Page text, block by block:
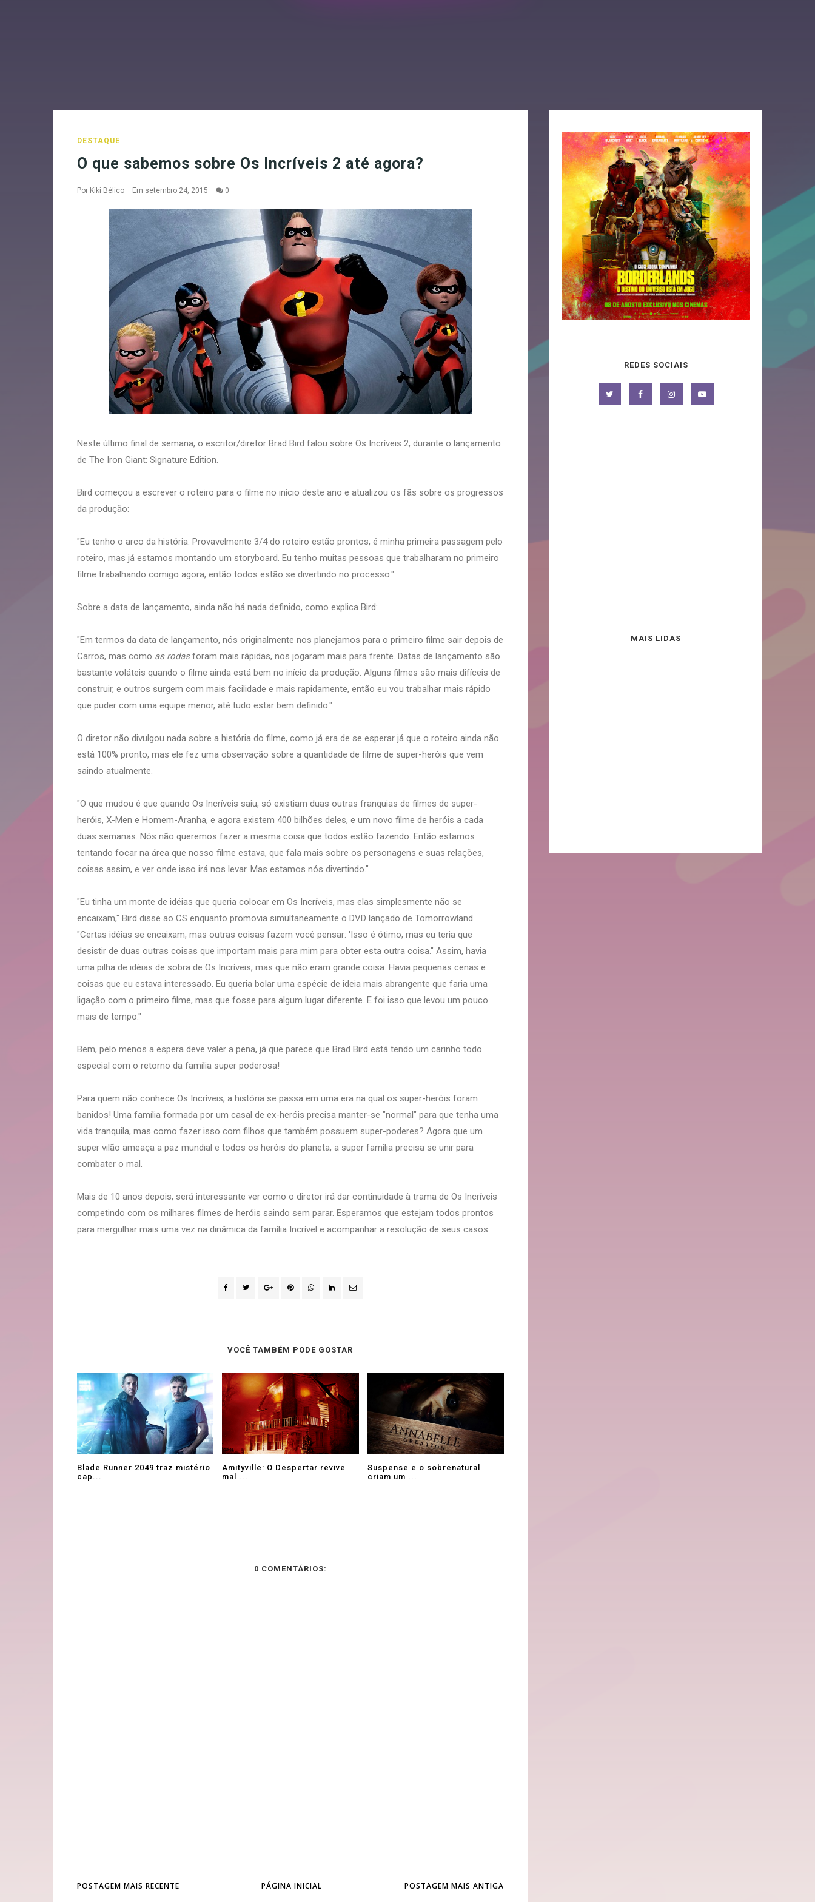
DESTAQUE
O que sabemos sobre Os Incríveis 2 até agora?
Por Kiki Bélico Em setembro 24, 2015 0
Neste último final de semana, o escritor/diretor Brad Bird falou sobre Os Incríveis 2, durante o lançamento
de The Iron Giant: Signature Edition.
Bird começou a escrever o roteiro para o filme no início deste ano e atualizou os fãs sobre os progressos
da produção:
"Eu tenho o arco da história. Provavelmente 3/4 do roteiro estão prontos, é minha primeira passagem pelo
roteiro, mas já estamos montando um storyboard. Eu tenho muitas pessoas que trabalharam no primeiro
filme trabalhando comigo agora, então todos estão se divertindo no processo."
Sobre a data de lançamento, ainda não há nada definido, como explica Bird:
"Em termos da data de lançamento, nós originalmente nos planejamos para o primeiro filme sair depois de
Carros, mas como as rodasforam mais rápidas, nos jogaram mais para frente. Datas de lançamento são
bastante voláteis quando o filme ainda está bem no início da produção. Alguns filmes são mais difíceis de
construir, e outros surgem com mais facilidade e mais rapidamente, então eu vou trabalhar mais rápido
que puder com uma equipe menor, até tudo estar bem definido."
O diretor não divulgou nada sobre a história do filme, como já era de se esperar já que o roteiro ainda não
está 100% pronto, mas ele fez uma observação sobre a quantidade de filme de super-heróis que vem
saindo atualmente.
"O que mudou é que quando Os Incríveis saiu, só existiam duas outras franquias de filmes de super-
heróis, X-Men e Homem-Aranha, e agora existem 400 bilhões deles, e um novo filme de heróis a cada
duas semanas. Nós não queremos fazer a mesma coisa que todos estão fazendo. Então estamos
tentando focar na área que nosso filme estava, que fala mais sobre os personagens e suas relações,
coisas assim, e ver onde isso irá nos levar. Mas estamos nós divertindo."
"Eu tinha um monte de idéias que queria colocar em Os Incríveis, mas elas simplesmente não se
encaixam," Bird disse ao CS enquanto promovia simultaneamente o DVD lançado de Tomorrowland.
"Certas idéias se encaixam, mas outras coisas fazem você pensar: 'Isso é ótimo, mas eu teria que
desistir de duas outras coisas que importam mais para mim para obter esta outra coisa." Assim, havia
uma pilha de idéias de sobra de Os Incríveis, mas que não eram grande coisa. Havia pequenas cenas e
coisas que eu estava interessado. Eu queria bolar uma espécie de ideia mais abrangente que faria uma
ligação com o primeiro filme, mas que fosse para algum lugar diferente. E foi isso que levou um pouco
mais de tempo."
Bem, pelo menos a espera deve valer a pena, já que parece que Brad Bird está tendo um carinho todo
especial com o retorno da família super poderosa!
Para quem não conhece Os Incríveis, a história se passa em uma era na qual os super-heróis foram
banidos! Uma família formada por um casal de ex-heróis precisa manter-se "normal" para que tenha uma
vida tranquila, mas como fazer isso com filhos que também possuem super-poderes? Agora que um
super vilão ameaça a paz mundial e todos os heróis do planeta, a super família precisa se unir para
combater o mal.
Mais de 10 anos depois, será interessante ver como o diretor irá dar continuidade à trama de Os Incríveis
competindo com os milhares filmes de heróis saindo sem parar. Esperamos que estejam todos prontos
para mergulhar mais uma vez na dinâmica da família Incrível e acompanhar a resolução de seus casos.
VOCÊ TAMBÉM PODE GOSTAR
Blade Runner 2049 traz mistério
cap...
Amityville: O Despertar revive
mal ...
Suspense e o sobrenatural
criam um ...
0 COMENTÁRIOS:
POSTAGEM MAIS RECENTE POSTAGEM MAIS ANTIGA
PÁGINA INICIAL
REDES SOCIAIS
MAIS LIDAS